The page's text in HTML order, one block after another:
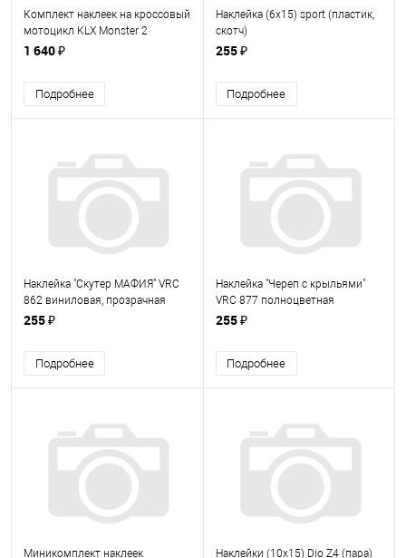
Комплект наклеек на кроссовый
мотоцикл KLX Monster 2
1 640 ₽
Подробнее
Наклейка (6х15) sport (пластик,
скотч)
255 ₽
Подробнее
Наклейка "Скутер МАФИЯ" VRC
862 виниловая, прозрачная
пленка, размер 10*10 см
255 ₽
Подробнее
Наклейка "Череп с крыльями"
VRC 877 полноцветная
виниловая, размер 14*14 см
255 ₽
Подробнее
Миникомплект наклеек Наклейки (10х15) Dio Z4 (пара)